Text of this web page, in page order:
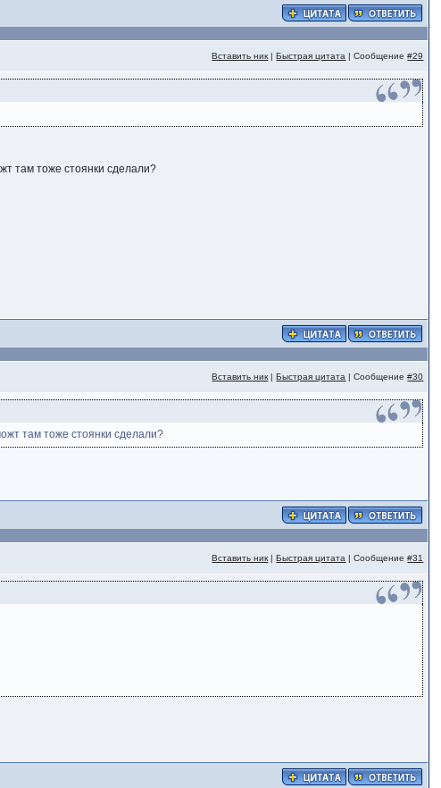
Вставить ник |Быстрая цитата | Сообщение#29
там тоже стоянки сделали?
Вставить ник |Быстрая цитата | Сообщение#30
там тоже стоянки сделали?
Вставить ник |Быстрая цитата | Сообщение#31